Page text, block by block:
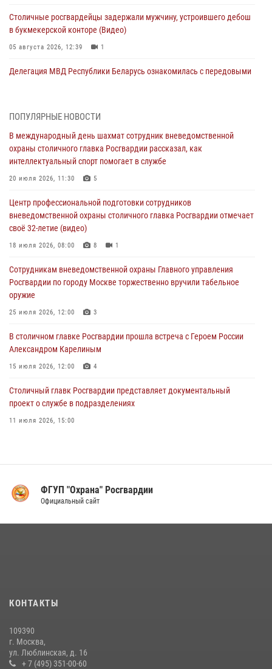
Столичные росгвардейцы задержали мужчину, устроившего дебош
в букмекерской конторе (Видео)
05 августа 2026, 12:39 1
Делегация МВД Республики Беларусь ознакомилась с передовыми
управления Росгвардии по городу Москве заняли первое место в
чемпионате столичного главка ведомства по самбо и боевому
самбо (ВИДЕО)
04 августа 2026, 14:00
В Москве росгвардейцы задержали подозреваемого в нападении
на охранника торгового центра (видео)
04 августа 2026, 08:00
находящегося в федеральном розыске (видео)
03 августа 2026, 12:00
Московские росгвардейцы пришли на помощь семье, у которой
ПОПУЛЯРНЫЕ НОВОСТИ
В международный день шахмат сотрудник вневедомственной
охраны столичного главка Росгвардии рассказал, как
интеллектуальный спорт помогает в службе
20 июля 2026, 11:30 5
Центр профессиональной подготовки сотрудников
вневедомственной охраны столичного главка Росгвардии отмечает
своё 32-летие (видео)
18 июля 2026, 08:00 8 1
Сотрудникам вневедомственной охраны Главного управления
Росгвардии по городу Москве торжественно вручили табельное
оружие
25 июля 2026, 12:00 3
В столичном главке Росгвардии прошла встреча с Героем России
Александром Карелиным
15 июля 2026, 12:00 4
Столичный главк Росгвардии представляет документальный
проект о службе в подразделениях
11 июля 2026, 15:00
В Управлении вневедомственной охраны Росгвардии подвели итоги
Столичные росгвардейцы задержали мужчину с крупной партией
15 июля 2026, 10:00
В Москве сотрудники Росгвардии оказали помощь девушке,
ФГУП "Охрана" Росгвардии
Официальный сайт
КОНТАКТЫ
109390
г. Москва,
ул. Люблинская, д. 16
+ 7 (495) 351-00-60